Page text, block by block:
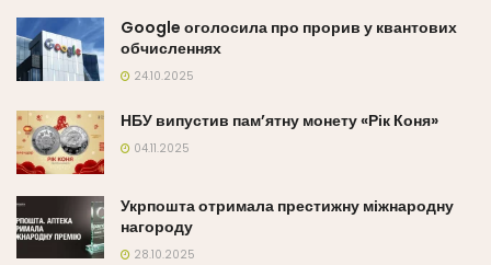
Google оголосила про прорив у квантових
обчисленнях
24.10.2025
НБУ випустив пам’ятну монету «Рік Коня»
04.11.2025
Укрпошта отримала престижну міжнародну
нагороду
28.10.2025